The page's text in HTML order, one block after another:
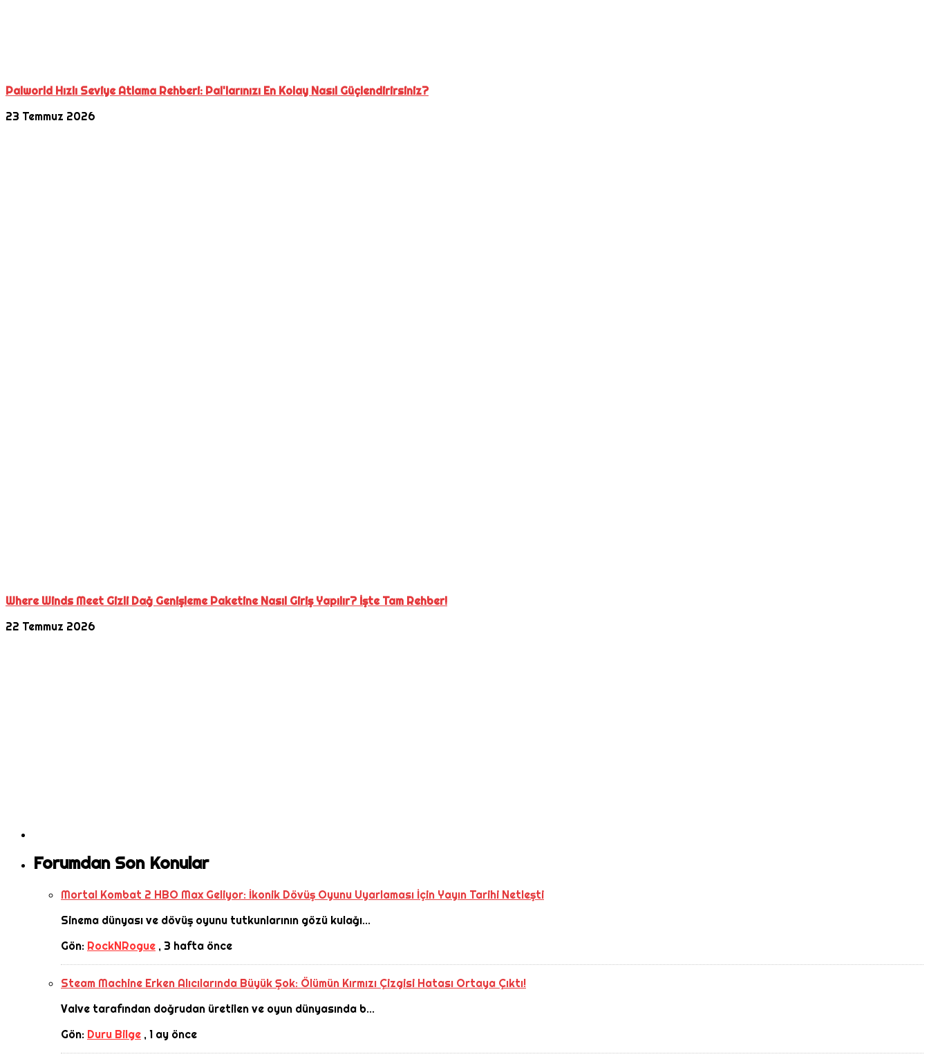
Palworld Hızlı Seviye Atlama Rehberi: Pal'larınızı En Kolay Nasıl Güçlendirirsiniz?
23 Temmuz 2026
Where Winds Meet Gizli Dağ Genişleme Paketine Nasıl Giriş Yapılır? İşte Tam Rehber!
22 Temmuz 2026
Forumdan Son Konular
Mortal Kombat 2 HBO Max Geliyor: İkonik Dövüş Oyunu Uyarlaması İçin Yayın Tarihi Netleşti
Sinema dünyası ve dövüş oyunu tutkunlarının gözü kulağı...
Gön: RockNRogue , 3 hafta önce
Steam Machine Erken Alıcılarında Büyük Şok: Ölümün Kırmızı Çizgisi Hatası Ortaya Çıktı!
Valve tarafından doğrudan üretilen ve oyun dünyasında b...
Gön: Duru Bilge ,1 ay önce